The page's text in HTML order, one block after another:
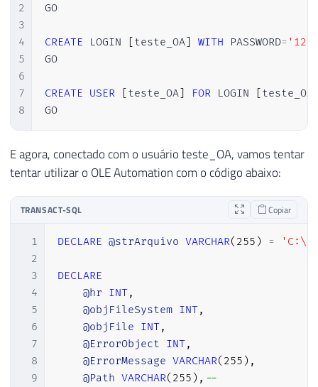
2
3
4
5
6
7
8
GO
CREATE LOGIN teste_OA] WITH PASSWORD=
GO
CREATE USER teste_OA] FOR LOGIN teste_OA
GO
E agora, conectado com o usuário teste_OA, vamos tentar
tentar utilizar o OLE Automation com o código abaixo:
TRANSACT-SQL Copiar
1
2
3
4
5
6
7
8
9
DECLARE @strArquivo VARCHAR( 255 ) =
DECLARE
@hr INT,
@objFileSystem INT,
@objFile INT,
@ErrorObject INT,
@ErrorMessage VARCHAR( 255 ) ,
@Path VARCHAR( 255 ) , --